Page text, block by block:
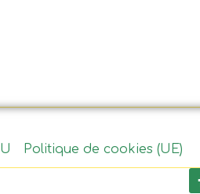
Politique de cookies (UE)